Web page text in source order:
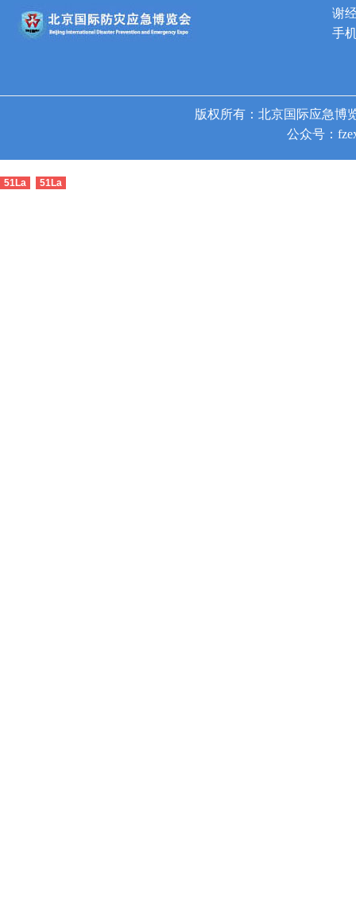
谢
手
版权所有：北京国际应急博
公众号：
51La 51La